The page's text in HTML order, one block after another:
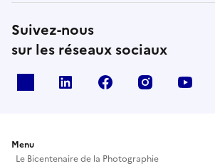
Suivez-nous
sur les réseaux sociaux
Linkedin Facebook Instagram
Menu
Le Bicentenaire de la Photographie